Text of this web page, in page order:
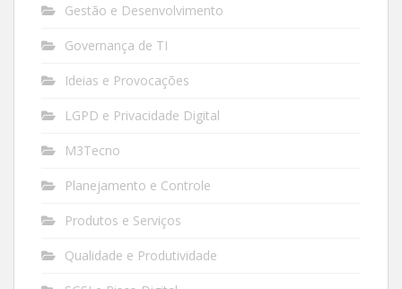
Gestão e Desenvolvimento
Governança de TI
Ideias e Provocações
LGPD e Privacidade Digital
M3Tecno
Planejamento e Controle
Produtos e Serviços
Qualidade e Produtividade